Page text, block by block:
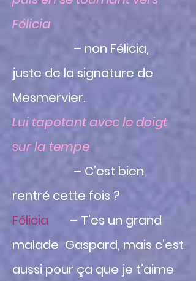
Félicia
– non Félicia,
juste de la signature de
Mesmervier.
Lui tapotant avec le doigt
sur la tempe
– C’est bien
rentré cette fois ?
Félicia – T’es un grand
malade Gaspard, mais c’est
aussi pour ça que je t’aime